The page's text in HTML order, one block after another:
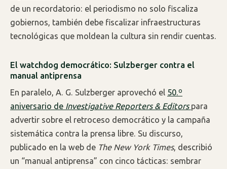
de un recordatorio: el periodismo no solo fiscaliza
gobiernos, también debe fiscalizar infraestructuras
tecnológicas que moldean la cultura sin rendir cuentas.
El watchdog democrático: Sulzberger contra el
manual antiprensa
En paralelo, A. G. Sulzberger aprovechó el 50.º
aniversario de Investigative Reporters & Editors para
advertir sobre el retroceso democrático y la campaña
sistemática contra la prensa libre. Su discurso,
publicado en la web de The New York Times, describió
un “manual antiprensa” con cinco tácticas: sembrar